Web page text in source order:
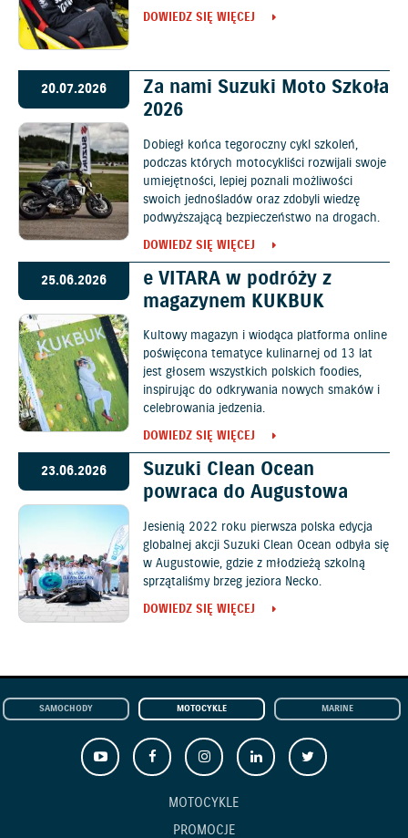
DOWIEDZ SIĘ WIĘCEJ
20.07.2026
Za nami Suzuki Moto Szkoła
2026
Dobiegł końca tegoroczny cykl szkoleń,
podczas których motocykliści rozwijali swoje
umiejętności, lepiej poznali możliwości
swoich jednośladów oraz zdobyli wiedzę
podwyższającą bezpieczeństwo na drogach.
DOWIEDZ SIĘ WIĘCEJ
25.06.2026
e VITARA w podróży z
magazynem KUKBUK
Kultowy magazyn i wiodąca platforma online
poświęcona tematyce kulinarnej od 13 lat
jest głosem wszystkich polskich foodies,
inspirując do odkrywania nowych smaków i
celebrowania jedzenia.
DOWIEDZ SIĘ WIĘCEJ
23.06.2026
Suzuki Clean Ocean
powraca do Augustowa
Jesienią 2022 roku pierwsza polska edycja
globalnej akcji Suzuki Clean Ocean odbyła się
w Augustowie, gdzie z młodzieżą szkolną
sprzątaliśmy brzeg jeziora Necko.
DOWIEDZ SIĘ WIĘCEJ
SAMOCHODY MOTOCYKLE MARINE
MOTOCYKLE
PROMOCJE